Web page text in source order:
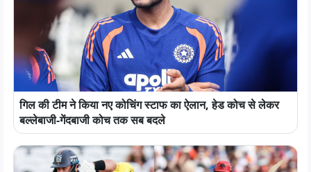
गिल की टीम ने किया नए कोचिंग स्टाफ का ऐलान, हेड कोच से लेकर
बल्लेबाजी-गेंदबाजी कोच तक सब बदले